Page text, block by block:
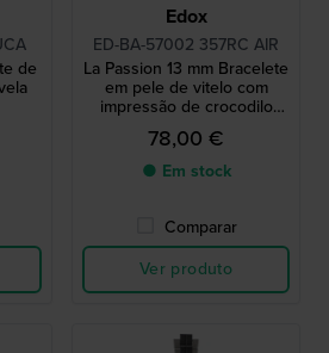
de
Edox
ED-BA-57002 357RC AIR
La Passion 13 mm Bracelete
em pele de vitelo com
impressão de crocodilo
preta brilhante sem fivela
78,00 €
● Em stock
Comparar
Ver produto